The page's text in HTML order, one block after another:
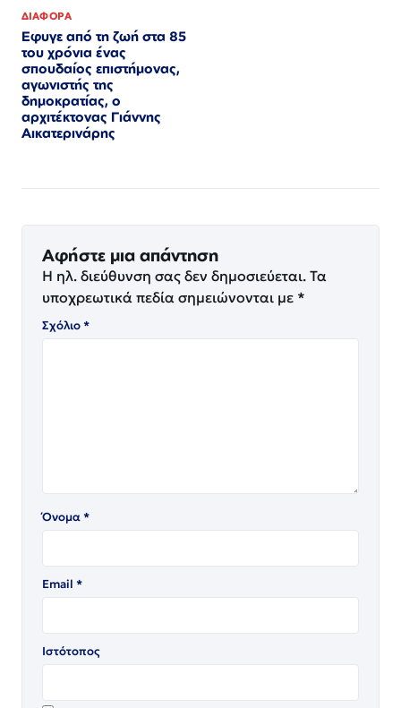
ΔΙΑΦΟΡΑ
Εφυγε από τη ζωή στα 85
του χρόνια ένας
σπουδαίος επιστήμονας,
αγωνιστής της
δημοκρατίας, ο
αρχιτέκτονας Γιάννης
Αικατερινάρης
Αφήστε μια απάντηση
Η ηλ. διεύθυνση σας δεν δημοσιεύεται. Τα
υποχρεωτικά πεδία σημειώνονται με *
Σχόλιο*
Όνομα*
Email *
Ιστότοπος